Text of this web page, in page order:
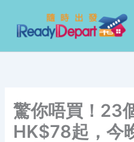
content
驚你唔買！23
HK$78起，今